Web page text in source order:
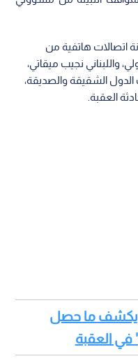
اتصالات هاتفية من
واللبناني نجيب ميقاتي،
الشقيقة والصديقة،
العقبة.
يكشف ما حصل
العقبة